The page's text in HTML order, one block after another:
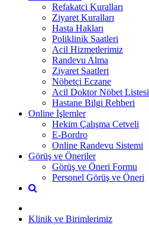
Refakatci Kuralları
Ziyaret Kuralları
Hasta Hakları
Poliklinik Saatleri
Acil Hizmetlerimiz
Randevu Alma
Ziyaret Saatleri
Nöbetçi Eczane
Acil Doktor Nöbet Listesi
Hastane Bilgi Rehberi
Online İşlemler
Hekim Çalışma Cetveli
E-Bordro
Online Randevu Sistemi
Görüş ve Öneriler
Görüş ve Öneri Formu
Personel Görüş ve Öneri
Klinik ve Birimlerimiz